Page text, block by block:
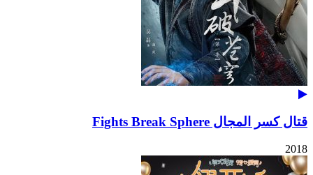
قتال كسر المجال Fights Break Sphere
2018